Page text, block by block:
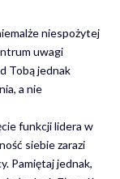
niespożytej
uwagi
Tobą jednak
a nie
funkcji lidera w
siebie zarazi
Pamiętaj jednak,